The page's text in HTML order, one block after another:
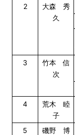
2
大森 秀
久
3
竹本 信
次
4
荒木 睦
子
5
磯野 博